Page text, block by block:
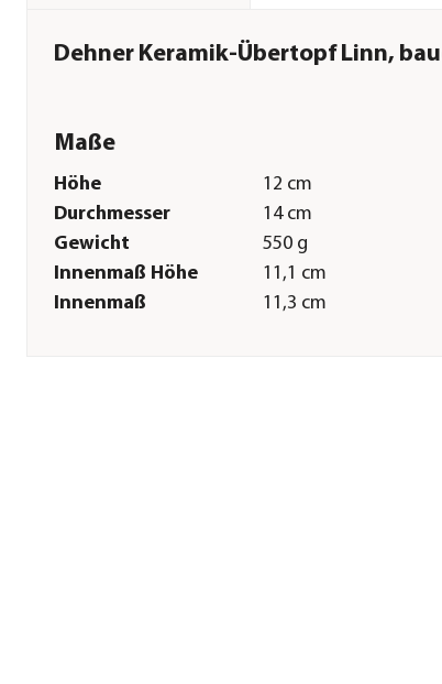
Dehner Keramik-Übertopf Linn,
Maße
Höhe
12 cm
Durchmesser
14 cm
Gewicht
550 g
Innenmaß Höhe
11,1 cm
Innenmaß
11,3 cm